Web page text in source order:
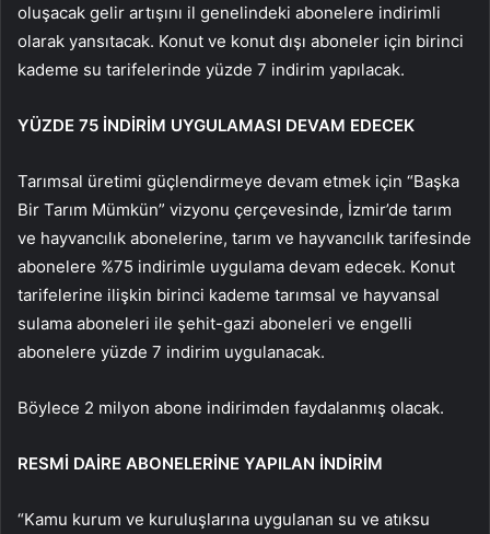
oluşacak gelir artışını il genelindeki abonelere indirimli
olarak yansıtacak. Konut ve konut dışı aboneler için birinci
kademe su tarifelerinde yüzde 7 indirim yapılacak.
YÜZDE 75 İNDİRİM UYGULAMASI DEVAM EDECEK
Tarımsal üretimi güçlendirmeye devam etmek için “Başka
Bir Tarım Mümkün” vizyonu çerçevesinde, İzmir’de tarım
ve hayvancılık abonelerine, tarım ve hayvancılık tarifesinde
abonelere %75 indirimle uygulama devam edecek. Konut
tarifelerine ilişkin birinci kademe tarımsal ve hayvansal
sulama aboneleri ile şehit-gazi aboneleri ve engelli
abonelere yüzde 7 indirim uygulanacak.
Böylece 2 milyon abone indirimden faydalanmış olacak.
RESMİ DAİRE ABONELERİNE YAPILAN İNDİRİM
“Kamu kurum ve kuruluşlarına uygulanan su ve atıksu